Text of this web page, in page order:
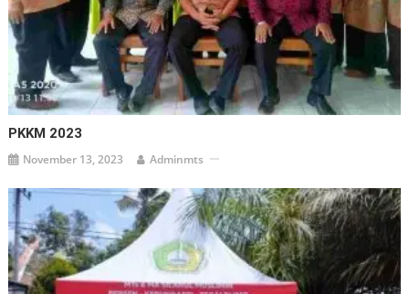
PKKM 2023
November 13, 2023 Adminmts